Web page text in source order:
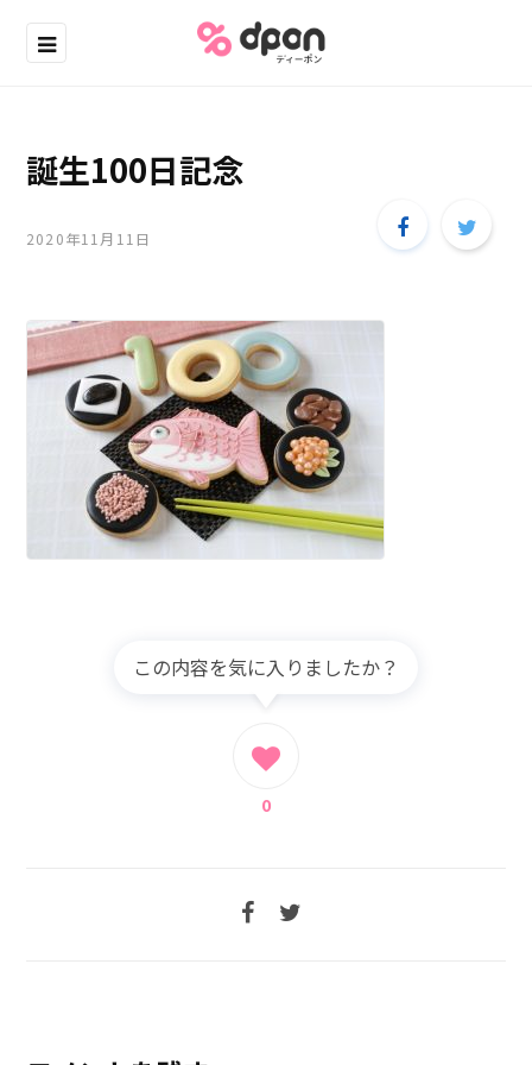
誕生100日記念
2020年11月11日
この内容を気に入りましたか？
0